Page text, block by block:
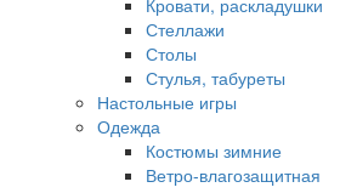
Кровати, раскладушки
Стеллажи
Столы
Стулья, табуреты
Настольные игры
Одежда
Костюмы зимние
Ветро-влагозащитная